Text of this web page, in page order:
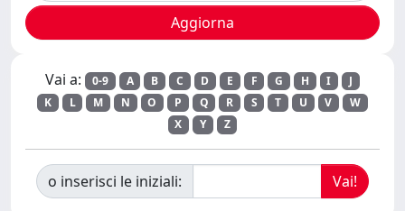
Vai a: 0-9 A B C D E F G H I
J
K
L M N O P Q R S T U V
W
X
Y Z
o inserisci le iniziali: